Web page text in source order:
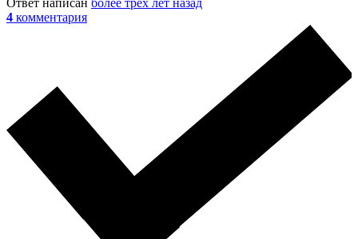
Ответ написан более трёх лет назад
4 комментария